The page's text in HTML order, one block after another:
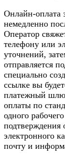
Онлайн-оплата
немедленно
Оператор
телефону или
уточнений,
отправляется
специально
ссылке вы
платежный
оплаты по
одного
электронного
почту и